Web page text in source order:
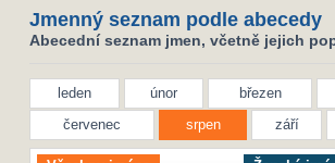
Jmenný seznam podle abecedy
Abecední seznam jmen, včetně jejich
leden únor březen
červenec
srpen září